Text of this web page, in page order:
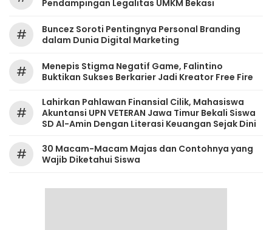
Pendampingan Legalitas UMKM Bekasi
#
‎Buncez Soroti Pentingnya Personal Branding
dalam Dunia Digital Marketing
#
Menepis Stigma Negatif Game, Falintino
Buktikan Sukses Berkarier Jadi Kreator Free Fire
#
Lahirkan Pahlawan Finansial Cilik, Mahasiswa
Akuntansi UPN VETERAN Jawa Timur Bekali Siswa
SD Al-Amin Dengan Literasi Keuangan Sejak Dini
#
30 Macam-Macam Majas dan Contohnya yang
Wajib Diketahui Siswa